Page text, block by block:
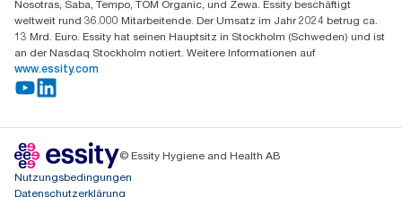
Nosotras, Saba, Tempo, TOM Organic, und Zewa. Essity beschäftigt
weltweit rund 36.000 Mitarbeitende. Der Umsatz im Jahr 2024 betrug ca.
13 Mrd. Euro. Essity hat seinen Hauptsitz in Stockholm (Schweden) und ist
an der Nasdaq Stockholm notiert. Weitere Informationen auf
www.essity.com
© Essity Hygiene and Health AB
Nutzungsbedingungen
Datenschutzerklärung